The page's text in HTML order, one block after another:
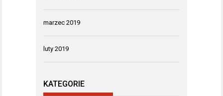
marzec 2019
luty 2019
KATEGORIE